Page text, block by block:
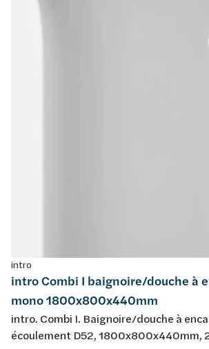
intro
intro Combi I baignoire/douche à
mono 1800x800x440mm
intro. Combi I. Baignoire/douche à
écoulement D52, 1800x800x440mm,